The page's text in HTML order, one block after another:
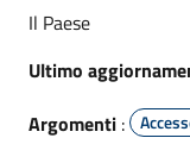
Il Paese
Ultimo
Argomenti :